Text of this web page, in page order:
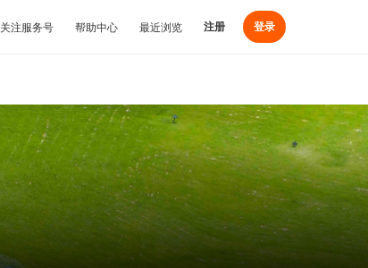
关注服务号 帮助中心 最近浏览 注册 登录